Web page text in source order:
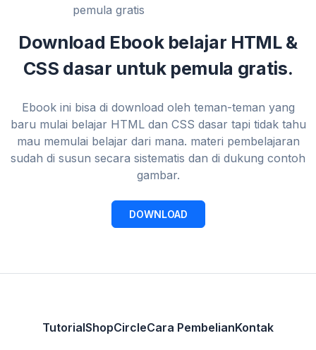
Download Ebook belajar HTML &
CSS dasar untuk pemula gratis.
Ebook ini bisa di download oleh teman-teman yang
baru mulai belajar HTML dan CSS dasar tapi tidak tahu
mau memulai belajar dari mana. materi pembelajaran
sudah di susun secara sistematis dan di dukung contoh
gambar.
DOWNLOAD
TutorialShopCircleCara PembelianKontak